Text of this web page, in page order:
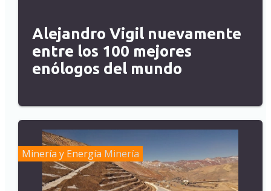
Alejandro Vigil nuevamente
entre los 100 mejores
enólogos del mundo
Minería y Energía Minería